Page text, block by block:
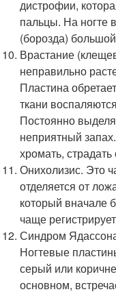
дистрофии,
пальцы. На ногте
(борозда)
Врастание
неправильно
Пластина
ткани
Постоянно
неприятный
хромать,
Онихолизис. Это
отделяется от
который вначале
чаще
Синдром
Ногтевые
серый или
основном,